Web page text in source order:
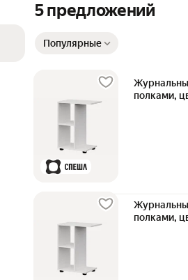
5 предложений
Популярные
полками,
полками,